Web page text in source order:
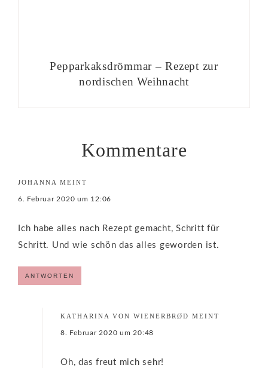
Pepparkaksdrömmar – Rezept zur
nordischen Weihnacht
Kommentare
JOHANNA MEINT
6. Februar 2020 um 12:06
Ich habe alles nach Rezept gemacht, Schritt für
Schritt. Und wie schön das alles geworden ist.
ANTWORTEN
KATHARINA VON WIENERBRØD MEINT
8. Februar 2020 um 20:48
Oh, das freut mich sehr!